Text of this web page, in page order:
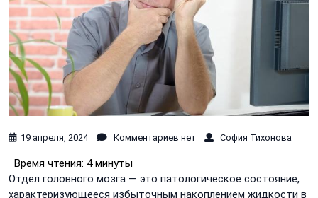
19 апреля, 2024 Комментариев нет София Тихонова
Время чтения: 4 минуты
Отдел головного мозга — это патологическое состояние,
характеризующееся избыточным накоплением жидкости в